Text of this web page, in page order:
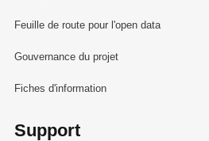
Feuille de route pour l'open data
Gouvernance du projet
Fiches d'information
Support